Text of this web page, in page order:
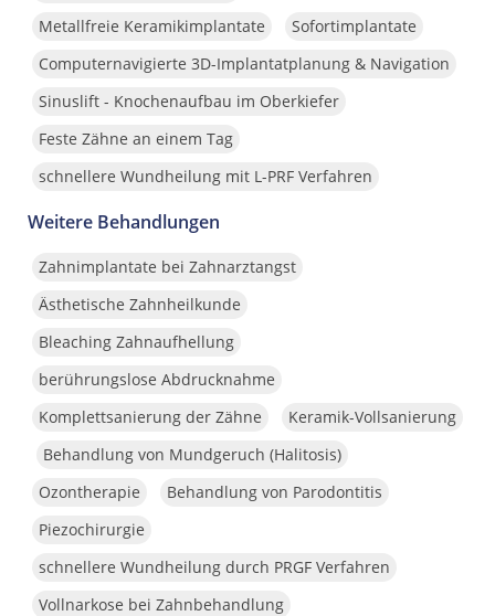
Metallfreie Keramikimplantate
Sofortimplantate
Computernavigierte 3D-Implantatplanung & Navigation
Sinuslift - Knochenaufbau im Oberkiefer
Feste Zähne an einem Tag
schnellere Wundheilung mit L-PRF Verfahren
Weitere Behandlungen
Zahnimplantate bei Zahnarztangst
Ästhetische Zahnheilkunde
Bleaching Zahnaufhellung
berührungslose Abdrucknahme
Komplettsanierung der Zähne
Keramik-Vollsanierung
Behandlung von Mundgeruch (Halitosis)
Ozontherapie
Behandlung von Parodontitis
Piezochirurgie
schnellere Wundheilung durch PRGF Verfahren
Vollnarkose bei Zahnbehandlung